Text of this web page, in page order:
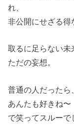
れ、
非公開にせざる得
取るに足らない未
ただの妄想。
普通の人だったら
あんたも好きね〜
で笑ってスルーで